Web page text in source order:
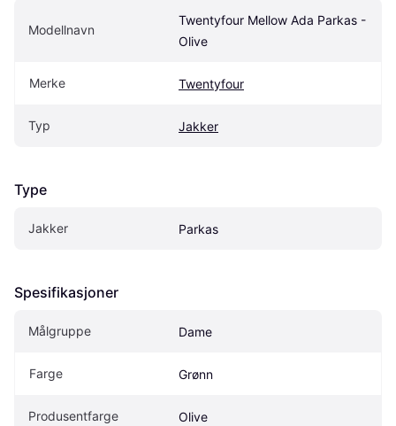
Modellnavn
Twentyfour Mellow Ada Parkas -
Olive
Merke Twentyfour
Typ Jakker
Type
Jakker Parkas
Spesifikasjoner
Målgruppe Dame
Farge Grønn
Produsentfarge Olive